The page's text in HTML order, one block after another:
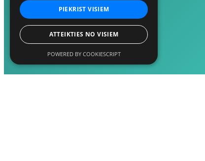
PIEKRIST VISIEM
ATTEIKTIES NO VISIEM
POWERED BY COOKIESCRIPT